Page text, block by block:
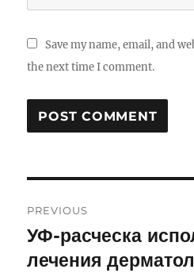
Save my name, email, and
the next time I comment.
navigation
PREVIOUS
Previous
post:
УФ-расческа
лечения